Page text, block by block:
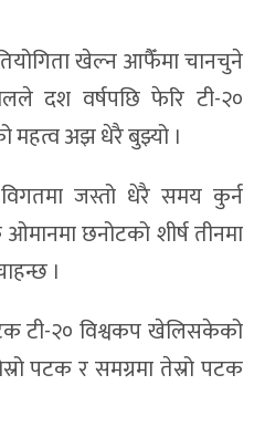
खेल्न आफैँमा चानचुने
दश वर्षपछि फेरि टी-२०
महत्व अझ धेरै बुझ्यो ।
जस्तो धेरै समय कुर्न
छनोटको शीर्ष तीनमा
।
टी-२० विश्वकप खेलिसकेको
पटक र समग्रमा तेस्रो पटक